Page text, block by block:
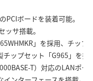
PCIボードを装着可能。
ッサ搭載。
」を採用、チップ
ップセット「G965」を搭
T）対応のLANポー